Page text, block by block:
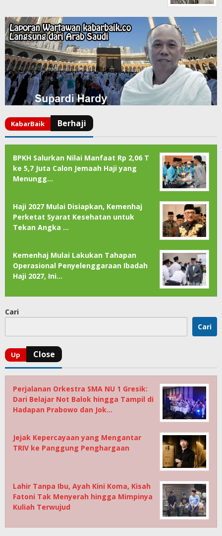
BPKH Salurkan Nilai Manfaat Rp 2,06 T
ke 5,7 Juta Calon Jemaah Haji yang
Menungg…
Haji 2027 Mulai Disiapkan, Kemenhaj
Perketat Syarat Kesehatan untuk
Tekan Angka …
Kemenhaj Mulai Lakukan Tahapan
Operasional Penyelenggaraan Ibadah
Haji 2027, Ini…
Cari
Cari
Perjalanan Orkestra SMA NU 1 Gresik:
Dari Belajar Not Balok hingga Tampil di
Hadapan Prabowo dan Jok…
Jejak Kepercayaan yang Mengantar
TRIV ke Panggung Penghargaan
Lahir Tanpa Ibu, Ayah Kini Koma, Kisah
Fatoni Tak Menyerah hingga Mimpinya
Kuliah Terwujud